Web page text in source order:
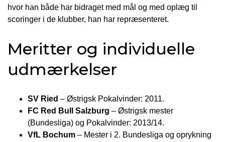
hvor han både har bidraget med mål og med oplæg til
scoringer i de klubber, han har repræsenteret.
Meritter og individuelle
udmærkelser
SV Ried – Østrigsk Pokalvinder: 2011.
FC Red Bull Salzburg – Østrigsk mester
(Bundesliga) og Pokalvinder: 2013/14.
VfL Bochum – Mester i 2. Bundesliga og oprykning